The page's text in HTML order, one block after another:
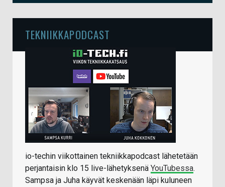
TEKNIIKKAPODCAST
io-techin viikottainen tekniikkapodcast lähetetään
perjantaisin klo 15 live-lähetyksenä YouTubessa.
Sampsa ja Juha käyvät keskenään läpi kuluneen